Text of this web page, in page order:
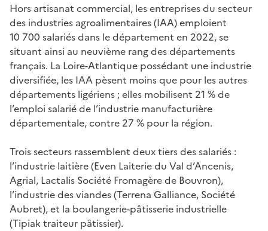
Hors artisanat commercial, les entreprises du secteur
des industries agroalimentaires (IAA) emploient
10 700 salariés dans le département en 2022, se
situant ainsi au neuvième rang des départements
français. La Loire-Atlantique possédant une industrie
diversifiée, les IAA pèsent moins que pour les autres
départements ligériens ; elles mobilisent 21 % de
l’emploi salarié de l’industrie manufacturière
départementale, contre 27 % pour la région.
Trois secteurs rassemblent deux tiers des salariés :
l’industrie laitière (Even Laiterie du Val d’Ancenis,
Agrial, Lactalis Société Fromagère de Bouvron),
l’industrie des viandes (Terrena Galliance, Société
Aubret), et la boulangerie-pâtisserie industrielle
(Tipiak traiteur pâtissier).